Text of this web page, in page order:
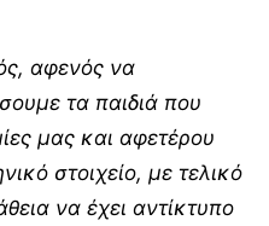
αφενός να
τα παιδιά που
μας και αφετέρου
στοιχείο, με τελικό
να έχει αντίκτυπο